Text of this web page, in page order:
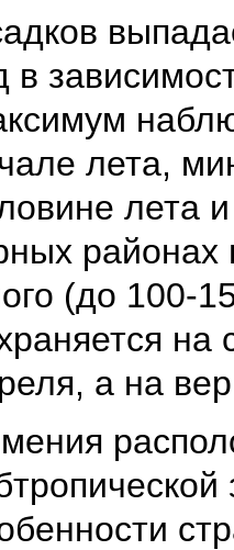
в
лета,
лета
районах
(до 100-
на
а на